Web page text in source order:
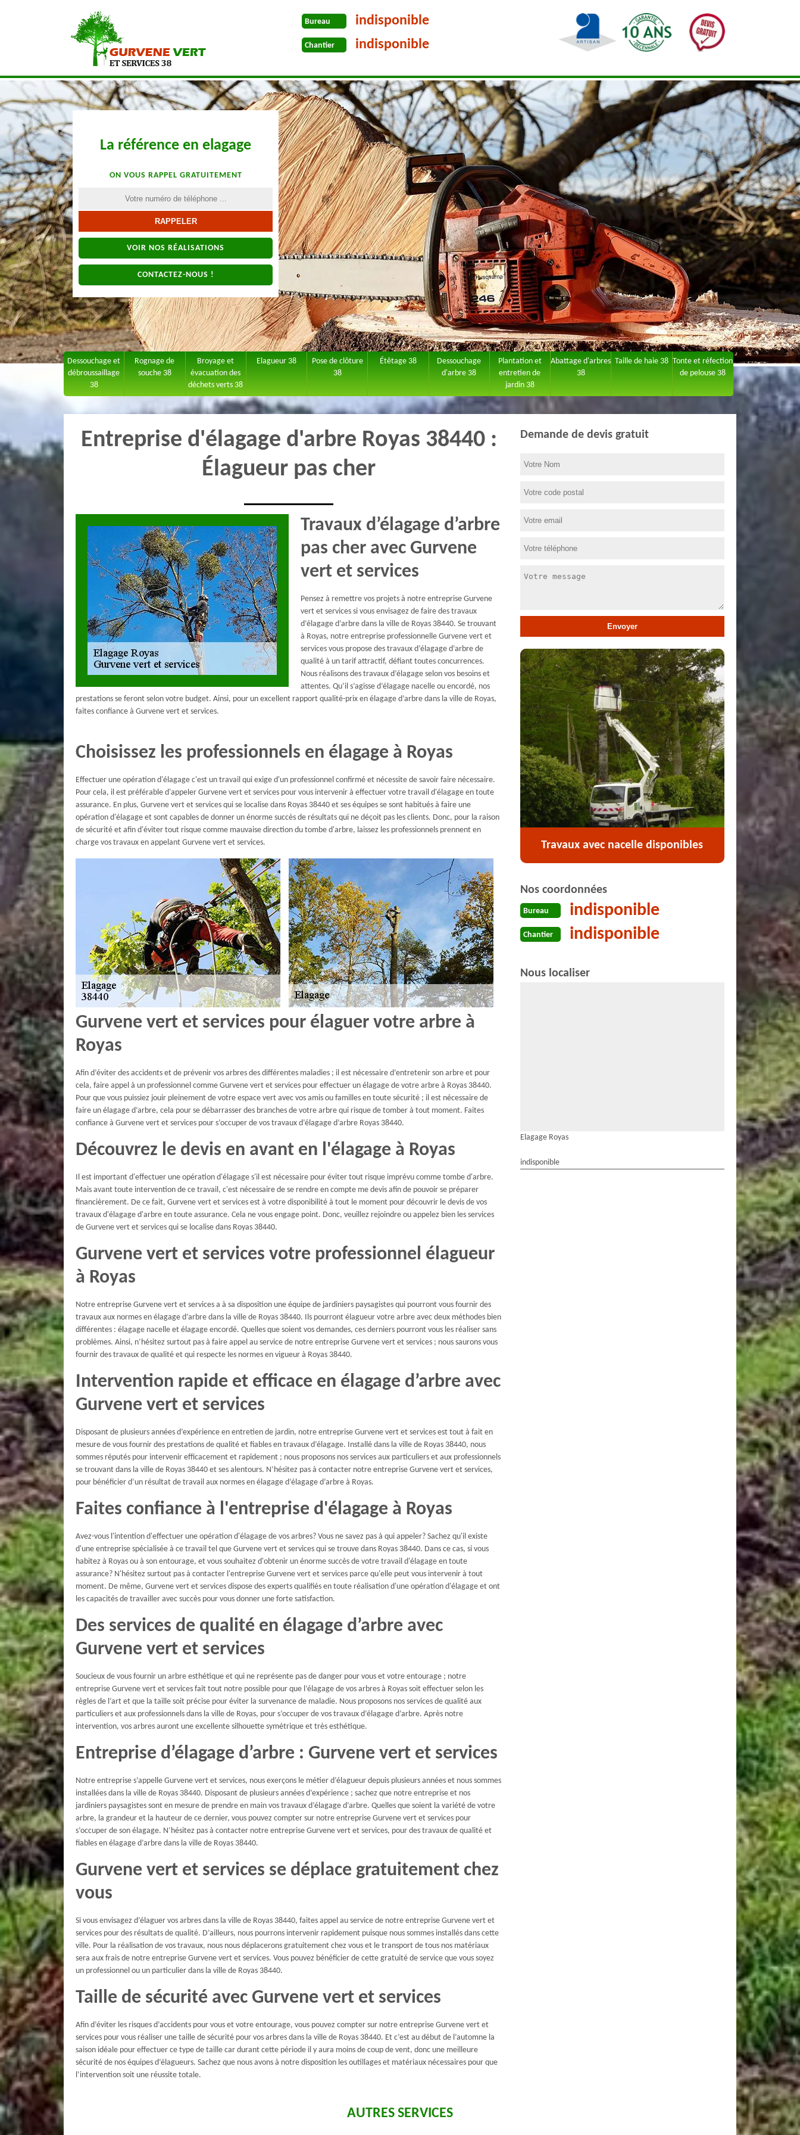
Bureau indisponible
Chantier indisponible
La référence en elagage
ON VOUS RAPPEL GRATUITEMENT
VOIR NOS RÉALISATIONS
CONTACTEZ-NOUS !
Dessouchage et
débroussaillage
38
Rognage de
souche 38
Broyage et
évacuation des
déchets verts 38
Elagueur 38
Pose de clôture
38
Étêtage 38
Dessouchage
d'arbre 38
Plantation et
entretien de
jardin 38
Abattage d'arbres
38
Taille de haie 38 Tonte et réfection
de pelouse 38
Entreprise d'élagage d'arbre Royas 38440 :
Élagueur pas cher
Travaux d’élagage d’arbre
pas cher avec Gurvene
vert et services
Pensez à remettre vos projets à notre entreprise Gurvene
vert et services si vous envisagez de faire des travaux
d’élagage d’arbre dans la ville de Royas 38440. Se trouvant
à Royas, notre entreprise professionnelle Gurvene vert et
services vous propose des travaux d’élagage d’arbre de
qualité à un tarif attractif, défiant toutes concurrences.
Nous réalisons des travaux d’élagage selon vos besoins et
attentes. Qu’il s’agisse d’élagage nacelle ou encordé, nos
prestations se feront selon votre budget. Ainsi, pour un excellent rapport qualité-prix en élagage d’arbre dans la ville de Royas,
faites confiance à Gurvene vert et services.
Choisissez les professionnels en élagage à Royas
Effectuer une opération d'élagage c'est un travail qui exige d'un professionnel confirmé et nécessite de savoir faire nécessaire.
Pour cela, il est préférable d'appeler Gurvene vert et services pour vous intervenir à effectuer votre travail d'élagage en toute
assurance. En plus, Gurvene vert et services qui se localise dans Royas 38440 et ses équipes se sont habitués à faire une
opération d'élagage et sont capables de donner un énorme succès de résultats qui ne déçoit pas les clients. Donc, pour la raison
de sécurité et afin d'éviter tout risque comme mauvaise direction du tombe d'arbre, laissez les professionnels prennent en
charge vos travaux en appelant Gurvene vert et services.
Gurvene vert et services pour élaguer votre arbre à
Royas
Afin d’éviter des accidents et de prévenir vos arbres des différentes maladies ; il est nécessaire d’entretenir son arbre et pour
cela, faire appel à un professionnel comme Gurvene vert et services pour effectuer un élagage de votre arbre à Royas 38440.
Pour que vous puissiez jouir pleinement de votre espace vert avec vos amis ou familles en toute sécurité ; il est nécessaire de
faire un élagage d’arbre, cela pour se débarrasser des branches de votre arbre qui risque de tomber à tout moment. Faites
confiance à Gurvene vert et services pour s’occuper de vos travaux d’élagage d’arbre Royas 38440.
Découvrez le devis en avant en l'élagage à Royas
Il est important d'effectuer une opération d'élagage s'il est nécessaire pour éviter tout risque imprévu comme tombe d'arbre.
Mais avant toute intervention de ce travail, c'est nécessaire de se rendre en compte me devis afin de pouvoir se préparer
financièrement. De ce fait, Gurvene vert et services est à votre disponibilité à tout le moment pour découvrir le devis de vos
travaux d'élagage d'arbre en toute assurance. Cela ne vous engage point. Donc, veuillez rejoindre ou appelez bien les services
de Gurvene vert et services qui se localise dans Royas 38440.
Gurvene vert et services votre professionnel élagueur
à Royas
Notre entreprise Gurvene vert et services a à sa disposition une équipe de jardiniers paysagistes qui pourront vous fournir des
travaux aux normes en élagage d’arbre dans la ville de Royas 38440. Ils pourront élagueur votre arbre avec deux méthodes bien
différentes : élagage nacelle et élagage encordé. Quelles que soient vos demandes, ces derniers pourront vous les réaliser sans
problèmes. Ainsi, n’hésitez surtout pas à faire appel au service de notre entreprise Gurvene vert et services ; nous saurons vous
fournir des travaux de qualité et qui respecte les normes en vigueur à Royas 38440.
Intervention rapide et efficace en élagage d’arbre avec
Gurvene vert et services
Disposant de plusieurs années d’expérience en entretien de jardin, notre entreprise Gurvene vert et services est tout à fait en
mesure de vous fournir des prestations de qualité et fiables en travaux d’élagage. Installé dans la ville de Royas 38440, nous
sommes réputés pour intervenir efficacement et rapidement ; nous proposons nos services aux particuliers et aux professionnels
se trouvant dans la ville de Royas 38440 et ses alentours. N’hésitez pas à contacter notre entreprise Gurvene vert et services,
pour bénéficier d’un résultat de travail aux normes en élagage d’élagage d’arbre à Royas.
Faites confiance à l'entreprise d'élagage à Royas
Avez-vous l'intention d'effectuer une opération d'élagage de vos arbres? Vous ne savez pas à qui appeler? Sachez qu'il existe
d'une entreprise spécialisée à ce travail tel que Gurvene vert et services qui se trouve dans Royas 38440. Dans ce cas, si vous
habitez à Royas ou à son entourage, et vous souhaitez d'obtenir un énorme succès de votre travail d'élagage en toute
assurance? N'hésitez surtout pas à contacter l'entreprise Gurvene vert et services parce qu'elle peut vous intervenir à tout
moment. De même, Gurvene vert et services dispose des experts qualifiés en toute réalisation d'une opération d'élagage et ont
les capacités de travailler avec succès pour vous donner une forte satisfaction.
Des services de qualité en élagage d’arbre avec
Gurvene vert et services
Soucieux de vous fournir un arbre esthétique et qui ne représente pas de danger pour vous et votre entourage ; notre
entreprise Gurvene vert et services fait tout notre possible pour que l’élagage de vos arbres à Royas soit effectuer selon les
règles de l’art et que la taille soit précise pour éviter la survenance de maladie. Nous proposons nos services de qualité aux
particuliers et aux professionnels dans la ville de Royas, pour s’occuper de vos travaux d’élagage d’arbre. Après notre
intervention, vos arbres auront une excellente silhouette symétrique et très esthétique.
Entreprise d’élagage d’arbre : Gurvene vert et services
Notre entreprise s’appelle Gurvene vert et services, nous exerçons le métier d’élagueur depuis plusieurs années et nous sommes
installées dans la ville de Royas 38440. Disposant de plusieurs années d’expérience ; sachez que notre entreprise et nos
jardiniers paysagistes sont en mesure de prendre en main vos travaux d’élagage d’arbre. Quelles que soient la variété de votre
arbre, la grandeur et la hauteur de ce dernier, vous pouvez compter sur notre entreprise Gurvene vert et services pour
s’occuper de son élagage. N’hésitez pas à contacter notre entreprise Gurvene vert et services, pour des travaux de qualité et
fiables en élagage d’arbre dans la ville de Royas 38440.
Gurvene vert et services se déplace gratuitement chez
vous
Si vous envisagez d’élaguer vos arbres dans la ville de Royas 38440, faites appel au service de notre entreprise Gurvene vert et
services pour des résultats de qualité. D’ailleurs, nous pourrons intervenir rapidement puisque nous sommes installés dans cette
ville. Pour la réalisation de vos travaux, nous nous déplacerons gratuitement chez vous et le transport de tous nos matériaux
sera aux frais de notre entreprise Gurvene vert et services. Vous pouvez bénéficier de cette gratuité de service que vous soyez
un professionnel ou un particulier dans la ville de Royas 38440.
Taille de sécurité avec Gurvene vert et services
Afin d’éviter les risques d’accidents pour vous et votre entourage, vous pouvez compter sur notre entreprise Gurvene vert et
services pour vous réaliser une taille de sécurité pour vos arbres dans la ville de Royas 38440. Et c’est au début de l’automne la
saison idéale pour effectuer ce type de taille car durant cette période il y aura moins de coup de vent, donc une meilleure
sécurité de nos équipes d’élagueurs. Sachez que nous avons à notre disposition les outillages et matériaux nécessaires pour que
l’intervention soit une réussite totale.
Demande de devis gratuit
Travaux avec nacelle disponibles
Nos coordonnées
Bureau indisponible
Chantier indisponible
Nous localiser
Elagage Royas
indisponible
AUTRES SERVICES